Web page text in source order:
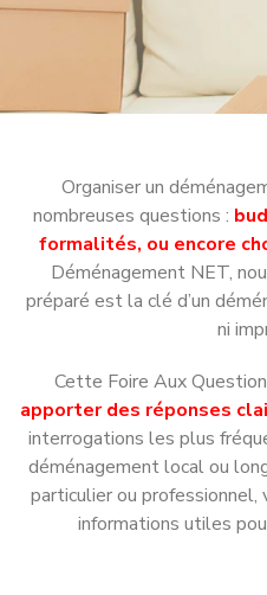
Organiser un
nombreuses questions :
formalités, ou encore
Déménagement NET,
préparé est la clé d’un
ni
Cette Foire Aux
apporter des réponses
interrogations les plus
déménagement local ou
particulier ou
informations utiles